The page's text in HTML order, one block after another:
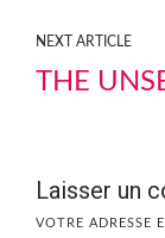
NEXT ARTICLE
THE
Laisser un
VOTRE ADRESSE